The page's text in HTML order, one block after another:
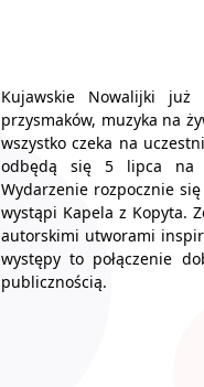
Kujawskie Nowalijki
przysmaków, muzyka na
wszystko czeka na
odbędą się 5 lipca na
Wydarzenie rozpocznie
wystąpi Kapela z Kopyta.
autorskimi utworami
występy to połączenie
publicznością.